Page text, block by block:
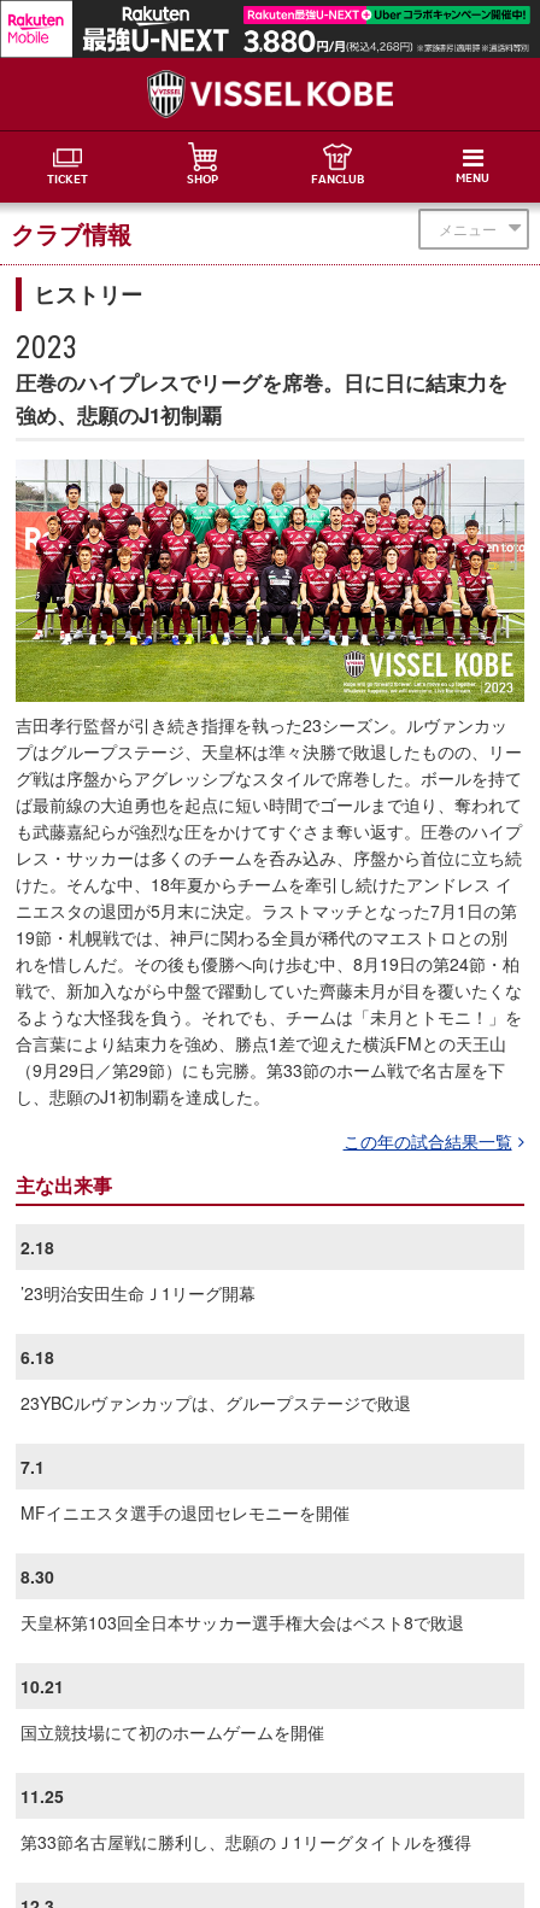
TICKET SHOP FANCLUB MENU
メニュー
クラブ情報
ヒストリー
2023
圧巻のハイプレスでリーグを席巻。日に日に結束力を
強め、悲願のJ1初制覇
吉田孝行監督が引き続き指揮を執った23シーズン。ルヴァンカッ
プはグループステージ、天皇杯は準々決勝で敗退したものの、リー
グ戦は序盤からアグレッシブなスタイルで席巻した。ボールを持て
ば最前線の大迫勇也を起点に短い時間でゴールまで迫り、奪われて
も武藤嘉紀らが強烈な圧をかけてすぐさま奪い返す。圧巻のハイプ
レス・サッカーは多くのチームを呑み込み、序盤から首位に立ち続
けた。そんな中、18年夏からチームを牽引し続けたアンドレス イ
ニエスタの退団が5月末に決定。ラストマッチとなった7月1日の第
19節・札幌戦では、神戸に関わる全員が稀代のマエストロとの別
れを惜しんだ。その後も優勝へ向け歩む中、8月19日の第24節・柏
戦で、新加入ながら中盤で躍動していた齊藤未月が目を覆いたくな
るような大怪我を負う。それでも、チームは「未月とトモニ！」を
合言葉により結束力を強め、勝点1差で迎えた横浜FMとの天王山
（9月29日／第29節）にも完勝。第33節のホーム戦で名古屋を下
し、悲願のJ1初制覇を達成した。
この年の試合結果一覧
主な出来事
2.18
’23明治安田生命Ｊ1リーグ開幕
6.18
23YBCルヴァンカップは、グループステージで敗退
7.1
MFイニエスタ選手の退団セレモニーを開催
8.30
天皇杯第103回全日本サッカー選手権大会はベスト8で敗退
10.21
国立競技場にて初のホームゲームを開催
11.25
第33節名古屋戦に勝利し、悲願のＪ1リーグタイトルを獲得